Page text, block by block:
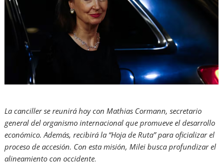
La canciller se reunirá hoy con Mathias Cormann, secretario
general del organismo internacional que promueve el desarrollo
económico. Además, recibirá la “Hoja de Ruta” para oficializar el
proceso de accesión. Con esta misión, Milei busca profundizar el
alineamiento con occidente.